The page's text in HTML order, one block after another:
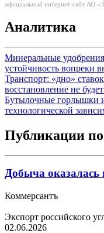
официальный интернет-сайт АО
Аналитика
Минеральные
устойчивость вопреки
Транспорт: «дно»
восстановление не
Бутылочные горлышки
технологической
Публикации
Добыча оказалась
Коммерсантъ
Экспорт российского
02.06.2026